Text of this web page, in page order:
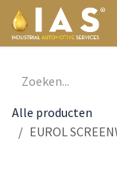
Overslaan naar inhoud
Alle producten
EUROL